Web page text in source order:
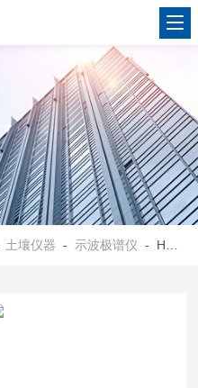
土壤仪器 - 示波极谱仪 - HX-JP1000型示波极谱仪 配置齐全